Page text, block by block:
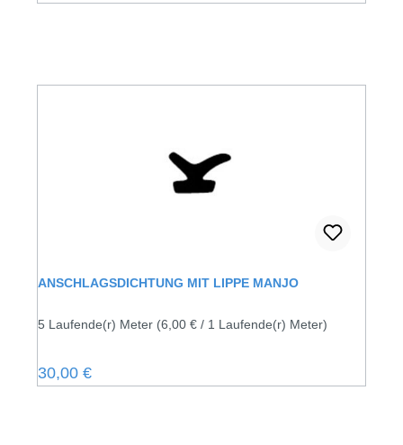
ANSCHLAGSDICHTUNG MIT LIPPE MANJO
5 Laufende(r) Meter (6,00 € / 1 Laufende(r) Meter)
Regulärer Preis:
30,00 €